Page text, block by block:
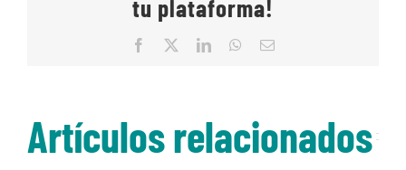
tu plataforma!
Facebook LinkedInWhatsApp
Correo
Artículos relacionados